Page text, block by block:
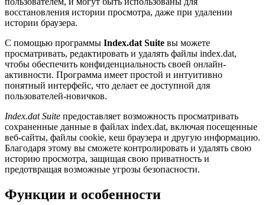
восстановления истории просмотра, даже при удалении
истории браузера.
С помощью программы Index.dat Suite вы можете
просматривать, редактировать и удалять файлы index.dat,
чтобы обеспечить конфиденциальность своей онлайн-
активности. Программа имеет простой и интуитивно
понятный интерфейс, что делает ее доступной для
пользователей-новичков.
Index.dat Suite предоставляет возможность просматривать
сохраненные данные в файлах index.dat, включая посещенные
веб-сайты, файлы cookie, кеш браузера и другую информацию.
Благодаря этому вы сможете контролировать и удалять свою
историю просмотра, защищая свою приватность и
предотвращая возможные угрозы безопасности.
Функции и особенности